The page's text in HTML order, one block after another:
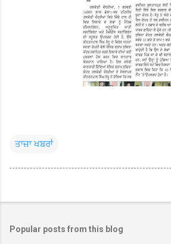
ਤਾਜ਼ਾ ਖਬਰਾਂ
Popular posts from this blog